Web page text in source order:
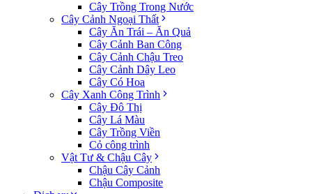
Cây Trồng Trong Nước
Cây Cảnh Ngoại Thất
Cây Ăn Trái – Ăn Quả
Cây Cảnh Ban Công
Cây Cảnh Chậu Treo
Cây Cảnh Dây Leo
Cây Có Hoa
Cây Xanh Công Trình
Cây Đô Thị
Cây Lá Màu
Cây Trồng Viền
Cỏ công trình
Vật Tư & Chậu Cây
Chậu Cây Cảnh
Chậu Composite